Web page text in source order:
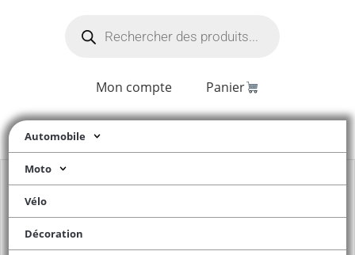
Mon compte Panier
Automobile
Moto
Vélo
Décoration